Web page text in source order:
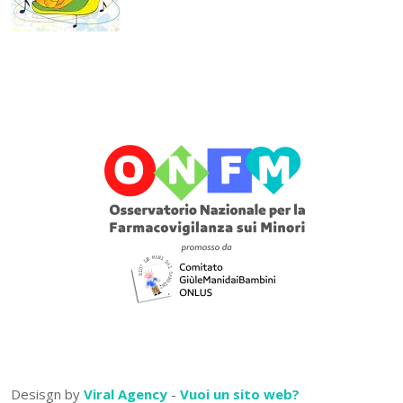
Desisgn by Viral Agency - Vuoi un sito web?